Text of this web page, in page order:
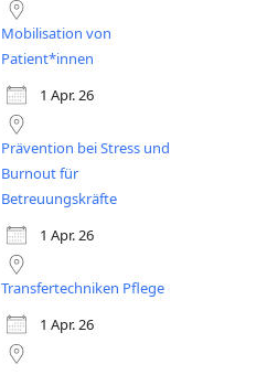
Mobilisation von
Patient*innen
1 Apr. 26
Prävention bei Stress und
Burnout für
Betreuungskräfte
1 Apr. 26
Transfertechniken Pflege
1 Apr. 26